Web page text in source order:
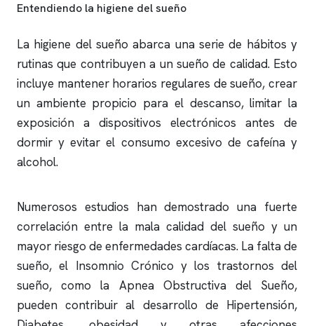
Entendiendo la higiene del sueño
La higiene del sueño abarca una serie de hábitos y
rutinas que contribuyen a un sueño de calidad. Esto
incluye mantener horarios regulares de sueño, crear
un ambiente propicio para el descanso, limitar la
exposición a dispositivos electrónicos antes de
dormir y evitar el consumo excesivo de cafeína y
alcohol.
Numerosos estudios han demostrado una fuerte
correlación entre la mala calidad del sueño y un
mayor riesgo de enfermedades cardíacas. La falta de
sueño, el Insomnio Crónico y los trastornos del
sueño, como la Apnea Obstructiva del Sueño,
pueden contribuir al desarrollo de Hipertensión,